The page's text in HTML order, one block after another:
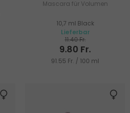
Mascara für Volumen
10,7 ml Black
Lieferbar
11.40 Fr.
9.80 Fr.
91.55 Fr. / 100 ml